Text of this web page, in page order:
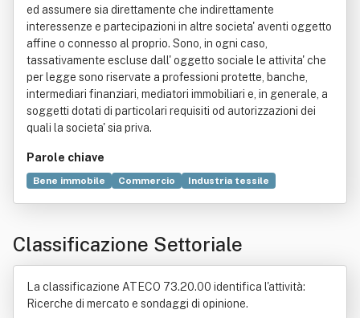
ed assumere sia direttamente che indirettamente
interessenze e partecipazioni in altre societa' aventi oggetto
affine o connesso al proprio. Sono, in ogni caso,
tassativamente escluse dall' oggetto sociale le attivita' che
per legge sono riservate a professioni protette, banche,
intermediari finanziari, mediatori immobiliari e, in generale, a
soggetti dotati di particolari requisiti od autorizzazioni dei
quali la societa' sia priva.
Parole chiave
Bene immobile Commercio
Industria tessile
Classificazione Settoriale
La classificazione ATECO 73.20.00 identifica l'attività:
Ricerche di mercato e sondaggi di opinione.